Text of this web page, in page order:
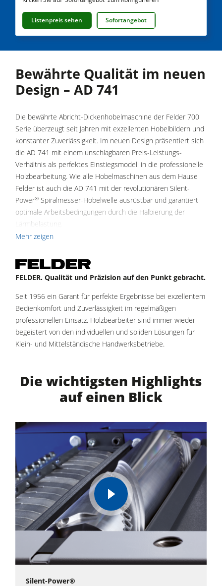
Kombimaschinen
CNC-Bearbeitungszentren
Kantenanleimmaschinen
Langband- & Kantenschleifmaschinen
Bürst- und Bürstschleifmaschinen
Bandsägen
Bohrmaschinen
Druckbalkensägen & Plattenaufteilsägen
Rohluftabsauggeräte
Werkstattausrüstung
F4Solutions Software
Projektmanagement
Listenpreis sehen Sofortangebot
Bewährte Qualität im neuen
Design – AD 741
Die bewährte Abricht-Dickenhobelmaschine der Felder 700
Serie überzeugt seit Jahren mit exzellenten Hobelbildern und
konstanter Zuverlässigkeit. Im neuen Design präsentiert sich
die AD 741 mit einem unschlagbaren Preis-Leistungs-
Verhältnis als perfektes Einstiegsmodell in die professionelle
Holzbearbeitung. Wie alle Hobelmaschinen aus dem Hause
Felder ist auch die AD 741 mit der revolutionären Silent-
Power® Spiralmesser-Hobelwelle ausrüstbar und garantiert
optimale Arbeitsbedingungen durch die Halbierung der
Lärmbelastung.
Die Vorteile auf einen Blick:
Einfaches, synchrones Aufklappen der massiven
Abrichttische
Minimaler Platzbedarf durch optimierten Fügeanschlag
Zehntelmillimetergenaue Dickentisch-Einstellung mit
Digitalanzeige
Optionales „Power-Drive“-Paket für elektronische
Steuerung
Leicht ablesbare, optimal in den Maschinenständer
für perfekte Hobelergebnisse
Halbierung der Lärmbelastung mit der innovativen Silent-
Spiralmesser-Hobelwelle
Mehr zeigen
FELDER. Qualität und Präzision auf den Punkt gebracht.
Seit 1956 ein Garant für perfekte Ergebnisse bei exzellentem
Bedienkomfort und Zuverlässigkeit im regelmäßigen
professionellen Einsatz. Holzbearbeiter sind immer wieder
begeistert von den individuellen und soliden Lösungen für
Klein- und Mittelständische Handwerksbetriebe.
Die wichtigsten Highlights
auf einen Blick
play
Silent-Power®